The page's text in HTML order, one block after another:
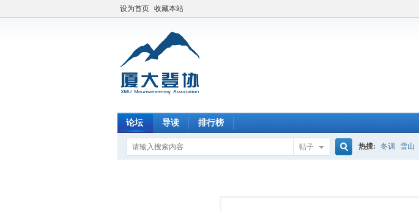
设为首页 收藏本站
论坛 导读 排行榜
帖子 热搜: 冬训 雪山